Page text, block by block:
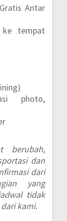
Antar
ke tempat
photo,
berubah,
dan
dari
yang
tidak
kami.